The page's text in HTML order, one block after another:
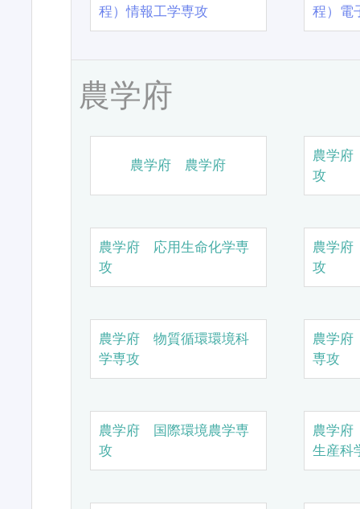
程）情報工学専攻
程）電
農学府
農学府 農学府
農学
攻
農学府 応用生命化学専
攻
農学
攻
農学府 物質循環環境科
学専攻
農学
専攻
農学府 国際環境農学専
攻
農学
生産科